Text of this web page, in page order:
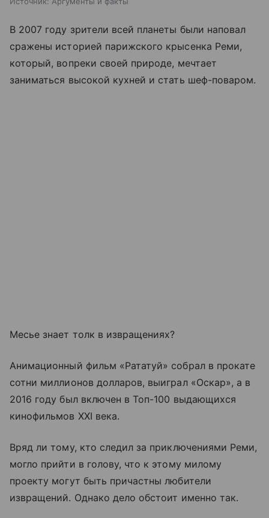
В 2007 году зрители всей планеты были наповал
сражены историей парижского крысенка Реми,
который, вопреки своей природе, мечтает
заниматься высокой кухней и стать шеф-поваром.
Месье знает толк в извращениях?
Анимационный фильм «Рататуй» собрал в прокате
сотни миллионов долларов, выиграл «Оскар», а в
2016 году был включен в Топ-100 выдающихся
кинофильмов XXI века.
Вряд ли тому, кто следил за приключениями Реми,
могло прийти в голову, что к этому милому
проекту могут быть причастны любители
извращений. Однако дело обстоит именно так.